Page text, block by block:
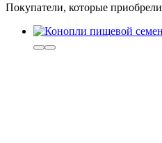
Покупатели, которые